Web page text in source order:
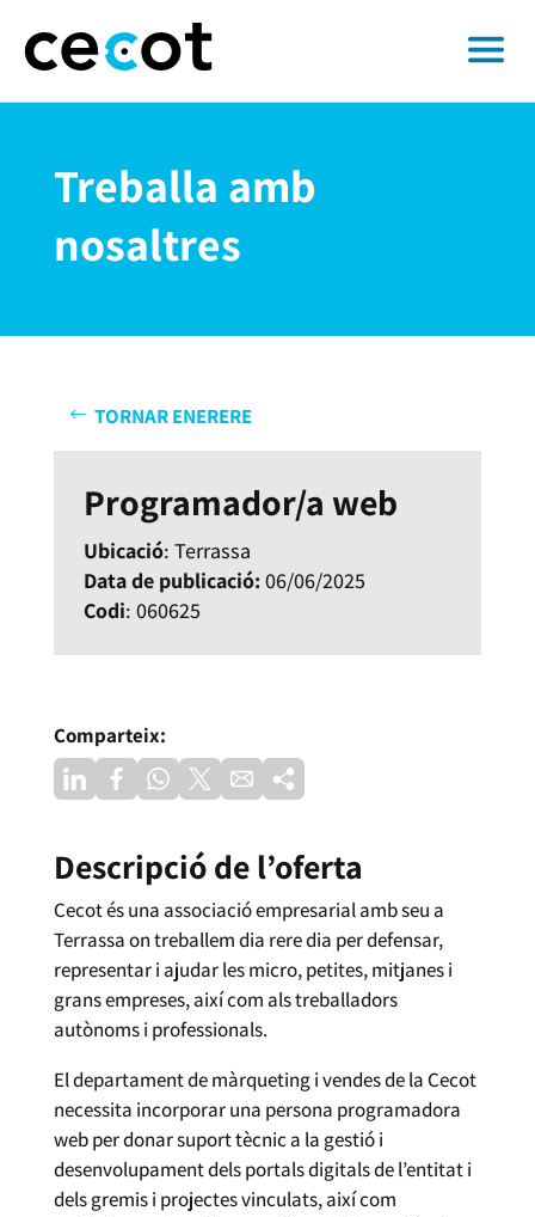
Treballa amb
nosaltres
TORNAR ENERERE
Programador/a web
Ubicació: Terrassa
Data de publicació: 06/06/2025
Codi: 060625
Comparteix:
Descripció de l’oferta
Cecot és una associació empresarial amb seu a
Terrassa on treballem dia rere dia per defensar,
representar i ajudar les micro, petites, mitjanes i
grans empreses, així com als treballadors
autònoms i professionals.
El departament de màrqueting i vendes de la Cecot
necessita incorporar una persona programadora
web per donar suport tècnic a la gestió i
desenvolupament dels portals digitals de l’entitat i
dels gremis i projectes vinculats, així com